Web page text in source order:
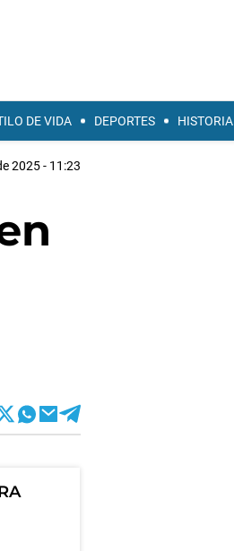
DE VIDA DEPORTES HISTORIA
2025 - 11:23